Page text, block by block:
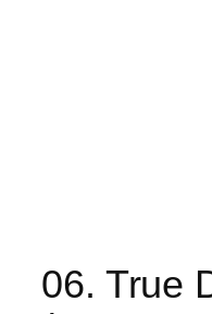
06. True